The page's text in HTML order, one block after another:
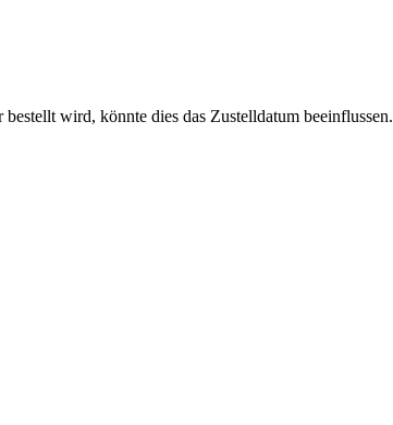
wird, könnte dies das Zustelldatum beeinflussen.